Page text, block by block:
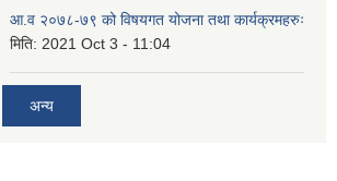
आ.व २०७८-७९ को विषयगत योजना तथा कार्यक्रमहरुः
मिति: 2021 Oct 3 - 11:04
अन्य